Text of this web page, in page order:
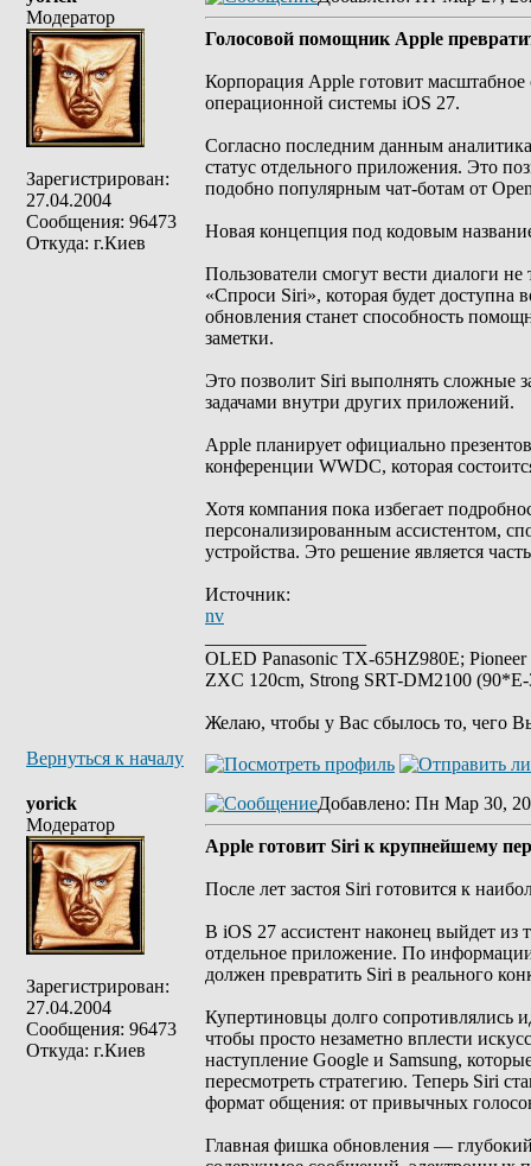
Модератор
Зарегистрирован:
27.04.2004
Сообщения: 96473
Откуда: г.Киев
Голосовой помощник Apple
Корпорация Apple готовит
операционной системы iOS 27.
Согласно последним данным
статус отдельного приложения. Это
подобно популярным чат-ботам от
Новая концепция под кодовым
Пользователи смогут вести диалоги
«Спроси Siri», которая будет доступна
обновления станет способность
заметки.
Это позволит Siri выполнять сложные
задачами внутри других приложений.
Apple планирует официально
конференции WWDC, которая
Хотя компания пока избегает
персонализированным ассистентом,
устройства. Это решение является
Источник:
nv
OLED Panasonic TX-65HZ980E;
ZXC 120cm, Strong SRT-DM2100
Желаю, чтобы у Вас сбылось то, чего
Вернуться к началу
yorick
Модератор
Зарегистрирован:
27.04.2004
Сообщения: 96473
Откуда: г.Киев
Добавлено: Пн Мар 30,
Apple готовит Siri к крупнейшему
После лет застоя Siri готовится к
В iOS 27 ассистент наконец выйдет
отдельное приложение. По
должен превратить Siri в реального
Купертиновцы долго сопротивлялись
чтобы просто незаметно вплести
наступление Google и Samsung,
пересмотреть стратегию. Теперь Siri
формат общения: от привычных
Главная фишка обновления —